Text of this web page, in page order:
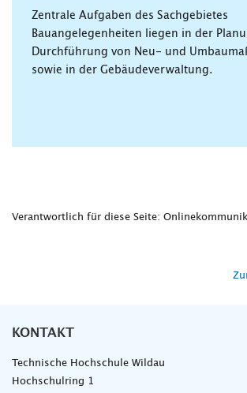
Zentrale Aufgaben des Sachgebietes
Bauangelegenheiten liegen in der
Durchführung von Neu- und
sowie in der Gebäudeverwaltung.
Verantwortlich für diese Seite:
KONTAKT
Technische Hochschule Wildau
Hochschulring 1